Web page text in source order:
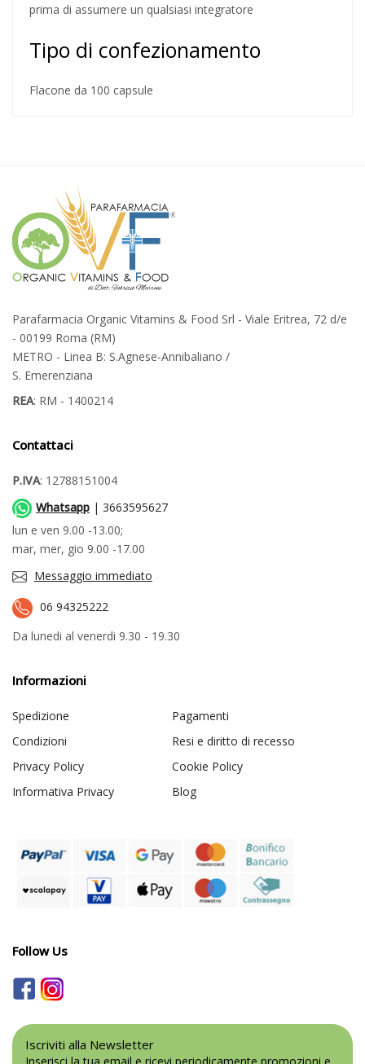
prima di assumere un qualsiasi integratore
Tipo di confezionamento
Flacone da 100 capsule
Parafarmacia Organic Vitamins & Food Srl - Viale Eritrea, 72 d/e
- 00199 Roma (RM)
METRO - Linea B: S.Agnese-Annibaliano /
S. Emerenziana
REA: RM - 1400214
Contattaci
P.IVA: 12788151004
Whatsapp | 3663595627
lun e ven 9.00 -13.00;
mar, mer, gio 9.00 -17.00
Messaggio immediato
06 94325222
Da lunedi al venerdi 9.30 - 19.30
Informazioni
Spedizione
Pagamenti
Condizioni
Resi e diritto di recesso
Privacy Policy
Cookie Policy
Informativa Privacy
Blog
Follow Us
Iscriviti alla Newsletter